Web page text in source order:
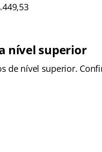
nível superior
de nível superior.